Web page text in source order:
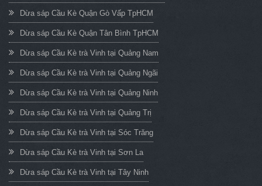
Dừa sáp Cầu Kè Quận Gò Vấp TpHCM
Dừa sáp Cầu Kè Quận Tân Bình TpHCM
Dừa sáp Cầu Kè trà Vinh tại Quảng Nam
Dừa sáp Cầu Kè trà Vinh tại Quảng Ngãi
Dừa sáp Cầu Kè trà Vinh tại Quảng Ninh
Dừa sáp Cầu Kè trà Vinh tại Quảng Trị
Dừa sáp Cầu Kè trà Vinh tại Sóc Trăng
Dừa sáp Cầu Kè trà Vinh tại Sơn La
Dừa sáp Cầu Kè trà Vinh tại Tây Ninh